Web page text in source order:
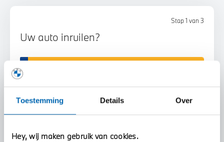
Toestemming Details Over
Hey, wij maken gebruik van cookies.
Stap 1 van 3
Uw auto inruilen?
Voorstel aanvragen